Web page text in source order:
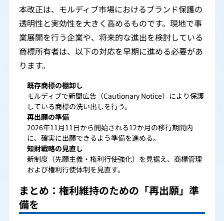
本改正は、モルディブ市場におけるブランド保護の
透明性と実効性を大きく高めるものです。現地で事
業展開を行う企業や、将来的な進出を検討している
商標所有者は、以下の対応を早期に進める必要があ
ります。
既存商標の棚卸し
モルディブで新聞広告（Cautionary Notice）により保護
している商標の洗い出しを行う。
再出願の準備
2026年11月11日から開始される12か月の移行期間内
に、確実に出願できるよう準備を進める。
知財戦略の見直し
新制度（先願主義・権利行使強化）を見据え、商標管理
および権利行使体制を見直す。
まとめ：権利維持のための「再出願」準
備を